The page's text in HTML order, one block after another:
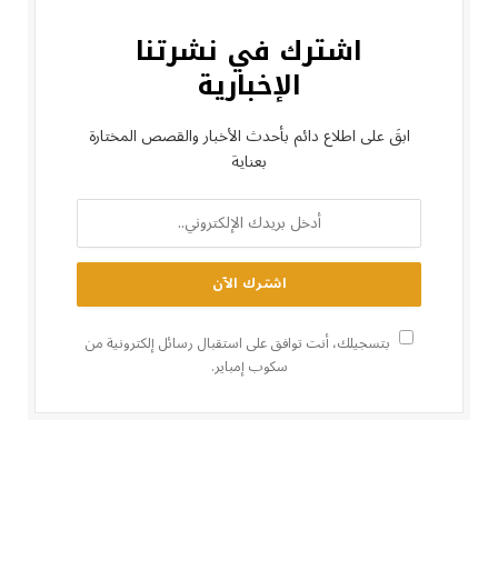
اشترك في نشرتنا
الإخبارية
ابقَ على اطلاع دائم بأحدث الأخبار والقصص المختارة
بعناية
بتسجيلك، أنت توافق على استقبال رسائل إلكترونية من
سكوب إمباير.